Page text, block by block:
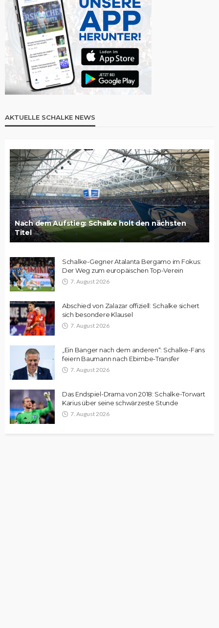
AKTUELLE SCHALKE NEWS
Nach dem Aufstieg: Schalke holt den nächsten
Titel
Schalke-Gegner Atalanta Bergamo im Fokus:
Der Weg zum europäischen Top-Verein
7. August 2026
Abschied von Zalazar offiziell: Schalke sichert
sich besondere Klausel
7. August 2026
„Ein Banger nach dem anderen“: Schalke-Fans
feiern Baumann nach Ebimbe-Transfer
7. August 2026
Das Endspiel-Drama von 2018: Schalke-Torwart
Karius über seine schwärzeste Stunde
7. August 2026